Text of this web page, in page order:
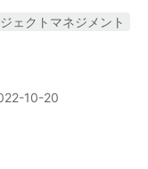
ェクトマネジメント
10-20